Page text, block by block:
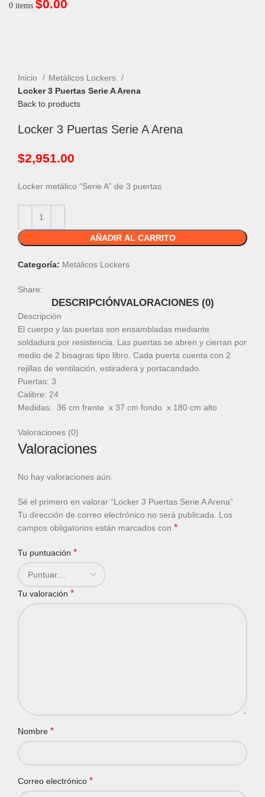
0 items $0.00
Inicio
Metálicos Lockers
Locker 3 Puertas Serie A Arena
Back to products
Locker 3 Puertas Serie A Arena
$2,951.00
Locker metálico “Serie A” de 3 puertas
AÑADIR AL CARRITO
Categoría: Metálicos Lockers
Share:
DESCRIPCIÓNVALORACIONES (0)
Descripción
El cuerpo y las puertas son ensambladas mediante
soldadura por resistencia. Las puertas se abren y cierran por
medio de 2 bisagras tipo libro. Cada puerta cuenta con 2
rejillas de ventilación, estiradera y portacandado.
Puertas: 3
Calibre: 24
Medidas: 36 cm frente x 37 cm fondo x 180 cm alto
Valoraciones (0)
Valoraciones
No hay valoraciones aún.
Sé el primero en valorar “Locker 3 Puertas Serie A Arena”
Tu dirección de correo electrónico no será publicada. Los
campos obligatorios están marcados con *
Tu puntuación *
Tu valoración *
Nombre *
Correo electrónico *